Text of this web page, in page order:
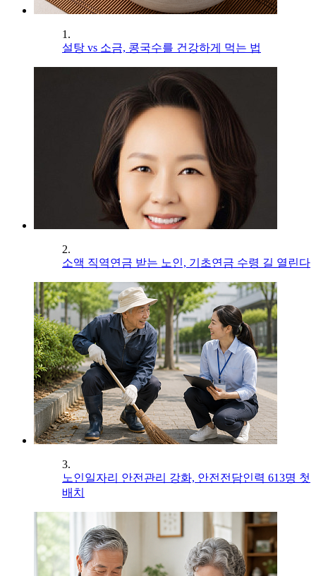
1.
설탕 vs 소금, 콩국수를 건강하게 먹는 법
2.
소액 직역연금 받는 노인, 기초연금 수령 길 열린다
3.
노인일자리 안전관리 강화, 안전전담인력 613명 첫
배치